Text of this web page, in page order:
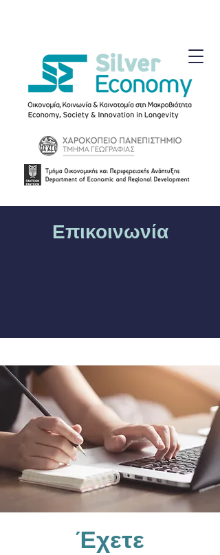
Επικοινωνία
Έχετε